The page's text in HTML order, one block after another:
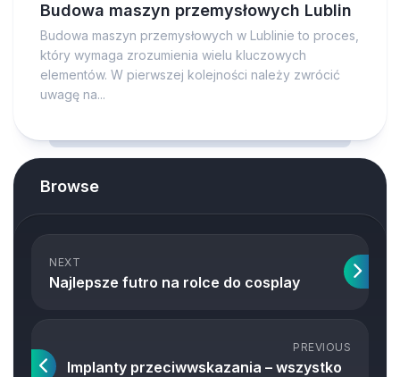
Budowa maszyn przemysłowych Lublin
Budowa maszyn przemysłowych w Lublinie to proces,
który wymaga zrozumienia wielu kluczowych
elementów. W pierwszej kolejności należy zwrócić
uwagę na...
Browse
NEXT
Najlepsze futro na rolce do cosplay
PREVIOUS
Implanty przeciwwskazania – wszystko